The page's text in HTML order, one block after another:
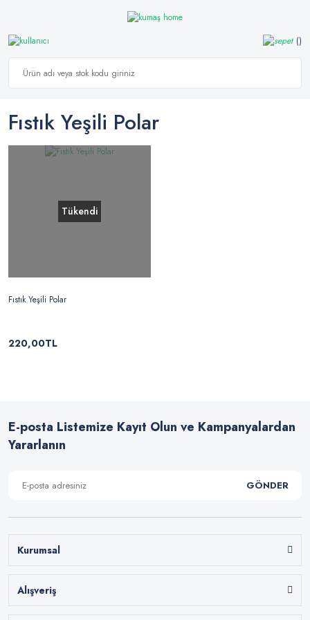
Fıstık Yeşili Polar
Tükendi
Fıstık Yeşili Polar
220,00TL
E-posta Listemize Kayıt Olun ve Kampanyalardan
Yararlanın
GÖNDER
Kurumsal
Alışveriş